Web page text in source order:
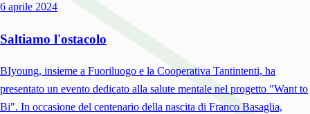
6 aprile 2024
Saltiamo l'ostacolo
BIyoung, insieme a Fuoriluogo e la Cooperativa Tantintenti, ha
presentato un evento dedicato alla salute mentale nel progetto "Want to
Bi". In occasione del centenario della nascita di Franco Basaglia,